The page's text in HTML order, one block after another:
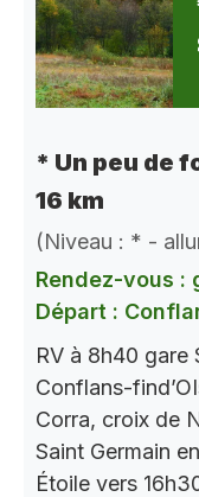
* Un peu de
16 km
(Niveau : * -
Rendez-vous :
Départ :
RV à 8h40 gare
Conflans-
Corra, croix de
Saint Germain
Étoile vers